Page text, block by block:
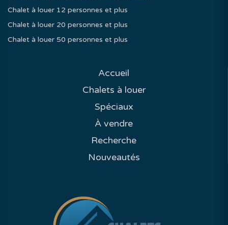
Chalet à louer 12 personnes et plus
Chalet à louer 20 personnes et plus
Chalet à louer 50 personnes et plus
Accueil
Chalets à louer
Spéciaux
À vendre
Recherche
Nouveautés